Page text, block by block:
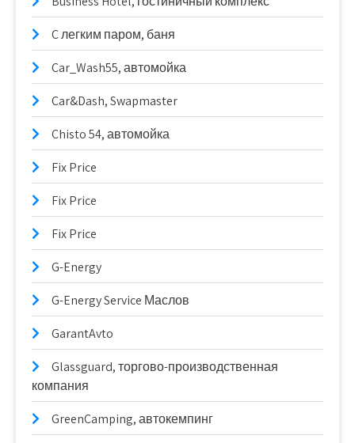
C легким паром, баня
Car_Wash55, автомойка
Car&Dash, Swapmaster
Chisto 54, автомойка
Fix Price
Fix Price
Fix Price
G-Energy
G-Energy Service Маслов
GarantAvto
Glassguard, торгово-производственная
компания
GreenCamping, автокемпинг